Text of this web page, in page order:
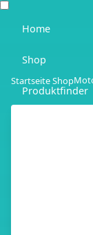
Home
Shop
Produktfinder
Startseite Shop